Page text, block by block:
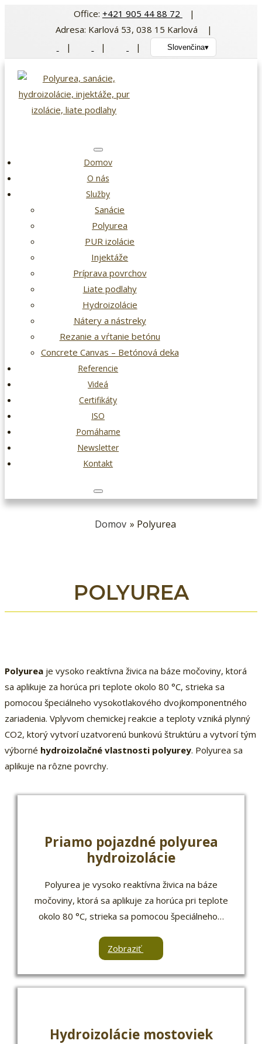
Office: +421 905 44 88 72
|
Adresa: Karlová 53, 038 15 Karlová |
|
| | Slovenčina▾
Domov
O nás
Služby
Sanácie
Polyurea
PUR izolácie
Injektáže
Príprava povrchov
Liate podlahy
Hydroizolácie
Nátery a nástreky
Rezanie a vŕtanie betónu
Concrete Canvas – Betónová deka
Referencie
Videá
Certifikáty
ISO
Pomáhame
Newsletter
Kontakt
Domov » Polyurea
POLYUREA
Polyurea je vysoko reaktívna živica na báze močoviny, ktorá
sa aplikuje za horúca pri teplote okolo 80 °C, strieka sa
pomocou špeciálneho vysokotlakového dvojkomponentného
zariadenia. Vplyvom chemickej reakcie a teploty vzniká plynný
CO2, ktorý vytvorí uzatvorenú bunkovú štruktúru a vytvorí tým
výborné hydroizolačné vlastnosti polyurey. Polyurea sa
aplikuje na rôzne povrchy.
Priamo pojazdné polyurea
hydroizolácie
Polyurea je vysoko reaktívna živica na báze
močoviny, ktorá sa aplikuje za horúca pri teplote
okolo 80 °C, strieka sa pomocou špeciálneho…
Zobraziť
Hydroizolácie mostoviek